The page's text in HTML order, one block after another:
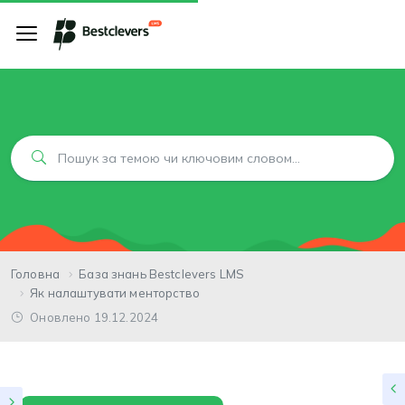
Головна
База знань Bestclevers LMS
Як налаштувати менторство
Оновлено 19.12.2024